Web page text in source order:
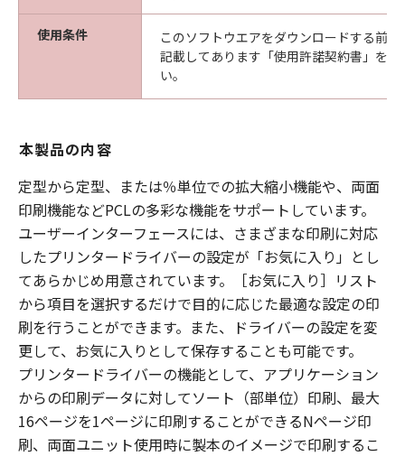
使用条件
このソフトウエアをダウンロードする前
記載してあります「使用許諾契約書」を
い。
本製品の内容
定型から定型、または％単位での拡大縮小機能や、両面
印刷機能などPCLの多彩な機能をサポートしています。
ユーザーインターフェースには、さまざまな印刷に対応
したプリンタードライバーの設定が「お気に入り」とし
てあらかじめ用意されています。［お気に入り］リスト
から項目を選択するだけで目的に応じた最適な設定の印
刷を行うことができます。また、ドライバーの設定を変
更して、お気に入りとして保存することも可能です。
プリンタードライバーの機能として、アプリケーション
からの印刷データに対してソート（部単位）印刷、最大
16ページを1ページに印刷することができるNページ印
刷、両面ユニット使用時に製本のイメージで印刷するこ